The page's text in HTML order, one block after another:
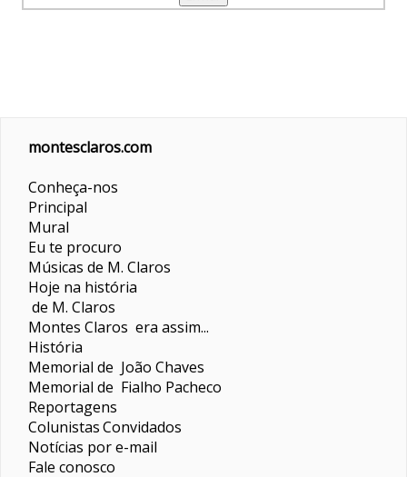
montesclaros.com
Conheça-nos
Principal
Mural
Eu te procuro
Músicas de M. Claros
Hoje na história
de M. Claros
Montes Claros era assim...
História
Memorial de João Chaves
Memorial de Fialho Pacheco
Reportagens
ColunistasConvidados
Notícias por e-mail
Fale conosco